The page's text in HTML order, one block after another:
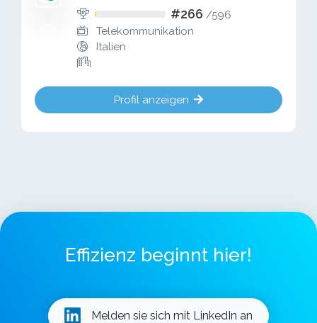
#266 /596
Telekommunikation
Italien
Profil anzeigen
Effizienz beginnt hier!
Melden sie sich mit LinkedIn an